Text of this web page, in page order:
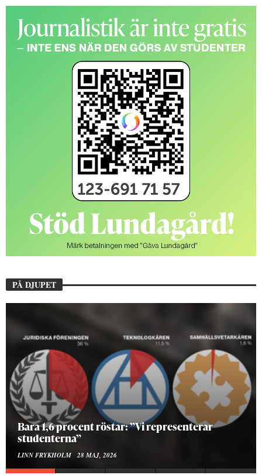
PÅ DJUPET
Hur bygger man en Lundakarneval?
ELISE RALSTON SAMUELSON 24 MAJ, 2026